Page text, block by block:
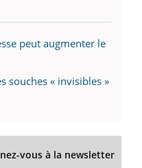
peut augmenter le
souches « invisibles »
vous à la newsletter